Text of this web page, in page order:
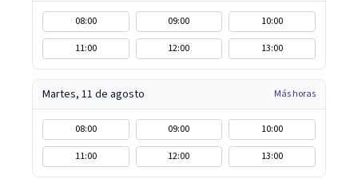
08:00 09:00
10:00
11:00
12:00 13:00
Martes, 11 de agosto Más horas
08:00 09:00
10:00
11:00
12:00 13:00